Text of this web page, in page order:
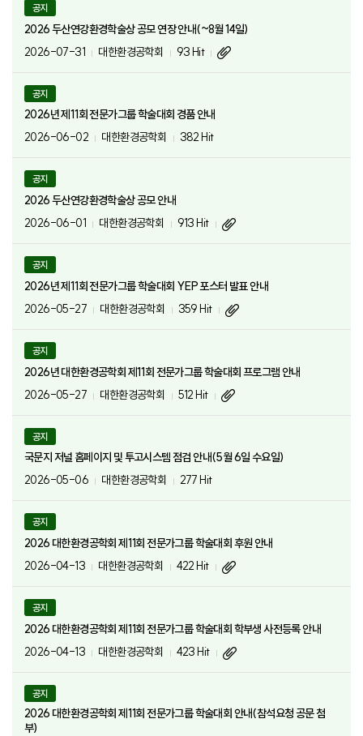
공지
2026 두산연강환경학술상 공모 연장 안내(~8월 14일)
2026-07-31
대한환경공학회 93 Hit
공지
2026년 제11회 전문가그룹 학술대회 경품 안내
2026-06-02
대한환경공학회 382 Hit
공지
2026 두산연강환경학술상 공모 안내
2026-06-01
대한환경공학회 913 Hit
공지
2026년 제11회 전문가그룹 학술대회 YEP 포스터 발표 안내
2026-05-27
대한환경공학회 359 Hit
공지
2026년 대한환경공학회 제11회 전문가그룹 학술대회 프로그램 안내
2026-05-27
대한환경공학회 512 Hit
공지
국문지 저널 홈페이지 및 투고시스템 점검 안내(5월 6일 수요일)
2026-05-06
대한환경공학회 277 Hit
공지
2026 대한환경공학회 제11회 전문가그룹 학술대회 후원 안내
2026-04-13
대한환경공학회 422 Hit
공지
2026 대한환경공학회 제11회 전문가그룹 학술대회 학부생 사전등록 안내
2026-04-13
대한환경공학회 423 Hit
공지
2026 대한환경공학회 제11회 전문가그룹 학술대회 안내(참석요청 공문 첨
부)